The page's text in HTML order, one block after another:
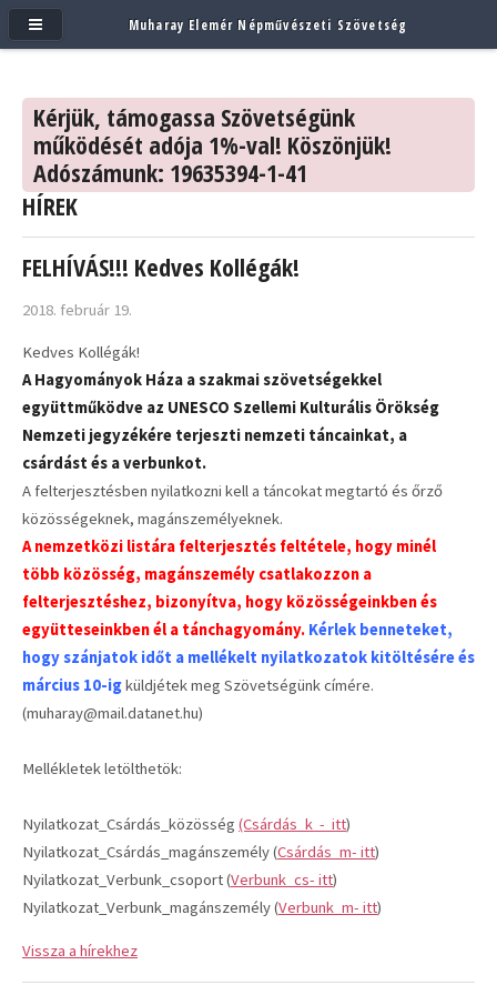
Kérjük, támogassa Szövetségünk
működését adója 1%-val! Köszönjük!
Adószámunk: 19635394-1-41
HÍREK
FELHÍVÁS!!! Kedves Kollégák!
2018. február 19.
Kedves Kollégák!
A Hagyományok Háza a szakmai szövetségekkel
együttműködve az UNESCO Szellemi Kulturális Örökség
Nemzeti jegyzékére terjeszti nemzeti táncainkat, a
csárdást és a verbunkot.
A felterjesztésben nyilatkozni kell a táncokat megtartó és őrző
közösségeknek, magánszemélyeknek.
A nemzetközi listára felterjesztés feltétele, hogy minél
több közösség, magánszemély csatlakozzon a
felterjesztéshez, bizonyítva, hogy közösségeinkben és
együtteseinkben él a tánchagyomány. Kérlek benneteket,
hogy szánjatok időt a mellékelt nyilatkozatok kitöltésére és
március 10-igküldjétek meg Szövetségünk címére.
(muharay@mail.datanet.hu)
Mellékletek letölthetök:
Nyilatkozat_Csárdás_közösség (Csárdás_k - itt)
Nyilatkozat_Csárdás_magánszemély (Csárdás_m- itt)
Nyilatkozat_Verbunk_csoport (Verbunk_cs- itt)
Nyilatkozat_Verbunk_magánszemély (Verbunk_m- itt)
Vissza a hírekhez
Muharay Elemér Népművészeti Szövetség